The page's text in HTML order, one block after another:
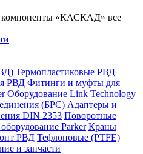
компоненты «КАСКАД» все
Термопластиковые РВД
РВД Фитинги и муфты для
Оборудование Link Technology
(БРС) Адаптеры и
DIN 2353 Поворотные
Parker Краны
РВД Тефлоновые (PTFE)
и запчасти